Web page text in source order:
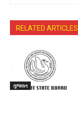
RELATED ARTICLES
ગુજરાત